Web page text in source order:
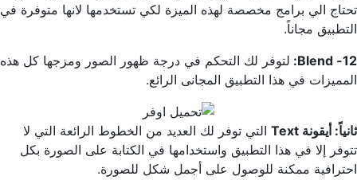
تحتاج الي برامج مخصصة لهذه الميزة لكي تستخدمها لانها متوفرة في
التطبيق مجاناً.
12- Blend:
لتوفر لك التحكم في درجة ظهور الصور ومزجها كل هذه
المميزات في هذا التطبيق المجانى الرائع.
ثانياً: أيقونة Text
التي توفر لك العديد من الخطوط الرائعة التي لا
تتوفر إلا في هذا التطبيق واستخدامها في الكتابة على الصورة بكل
احترافية ممكنة للوصول على أجمل شكل للصورة.